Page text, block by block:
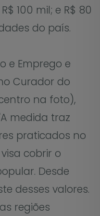
100 mil; e R$ 80
do país.
e Emprego e
Curador do
na foto),
medida traz
praticados no
cobrir o
Desde
desses valores.
regiões